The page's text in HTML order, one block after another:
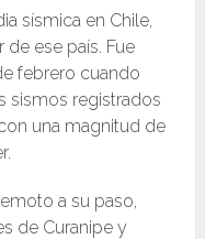
sísmica en Chile,
ese país. Fue
febrero cuando
sismos registrados
una magnitud de
a su paso,
de Curanipe y